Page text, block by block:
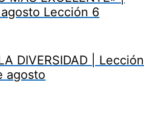
Lección 6
DIVERSIDAD | Lección
agosto